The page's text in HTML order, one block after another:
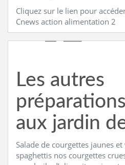
Cliquez sur le lien pour
Cnews action alimentation 2
Les autres
aux jardin
Salade de courgettes jaunes
spaghettis nos courgettes